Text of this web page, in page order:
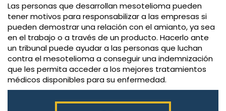
Las personas que desarrollan mesotelioma pueden
tener motivos para responsabilizar a las empresas si
pueden demostrar una relación con el amianto, ya sea
en el trabajo o a través de un producto. Hacerlo ante
un tribunal puede ayudar a las personas que luchan
contra el mesotelioma a conseguir una indemnización
que les permita acceder a los mejores tratamientos
médicos disponibles para su enfermedad.